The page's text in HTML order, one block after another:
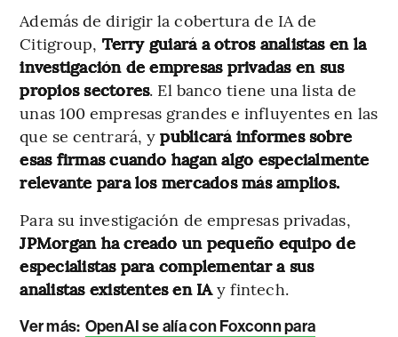
Además de dirigir la cobertura de IA de
Citigroup, Terry guiará a otros analistas en la
investigación de empresas privadas en sus
propios sectores. El banco tiene una lista de
unas 100 empresas grandes e influyentes en las
que se centrará, y publicará informes sobre
esas firmas cuando hagan algo especialmente
relevante para los mercados más amplios.
Para su investigación de empresas privadas,
JPMorgan ha creado un pequeño equipo de
especialistas para complementar a sus
analistas existentes en IAy fintech.
Ver más: OpenAI se alía con Foxconn para